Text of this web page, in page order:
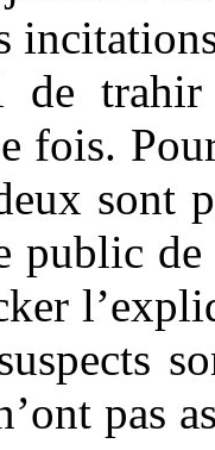
de
fois.
sont
de
pas